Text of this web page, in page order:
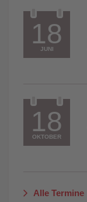
18
JUNI
18
OKTOBER
Alle Termine